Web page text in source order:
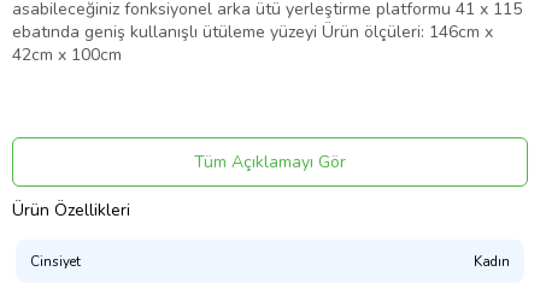
asabileceğiniz fonksiyonel arka ütü yerleştirme platformu 41 x 115
ebatında geniş kullanışlı ütüleme yüzeyi Ürün ölçüleri: 146cm x
42cm x 100cm
Ürün Kodu:
Tüm Açıklamayı Gör
Ürün Özellikleri
Cinsiyet Kadın